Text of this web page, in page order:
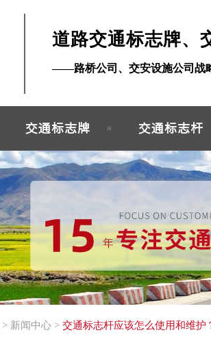
道路交通标志牌、
——路桥公司、交安设施公司战
交通标志牌 交通标志杆
> 新闻中心 > 交通标志杆应该怎么使用和维护